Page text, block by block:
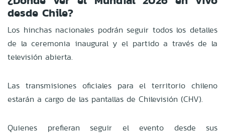
desde Chile?
Los hinchas nacionales podrán seguir todos los detalles
de la ceremonia inaugural y el partido a través de la
televisión abierta.
Las transmisiones oficiales para el territorio chileno
estarán a cargo de las pantallas de Chilevisión (CHV).
Quienes prefieran seguir el evento desde sus